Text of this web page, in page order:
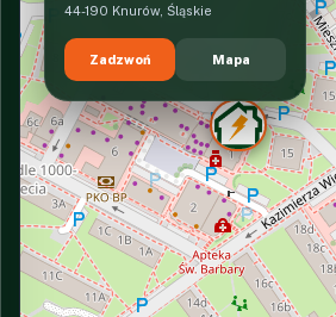
44-190 Knurów, Śląskie
Zadzwoń Mapa